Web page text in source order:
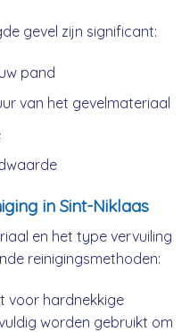
gevel zijn significant:
pand
van het gevelmateriaal
in Sint-Niklaas
en het type vervuiling
reinigingsmethoden:
voor hardnekkige
worden gebruikt om